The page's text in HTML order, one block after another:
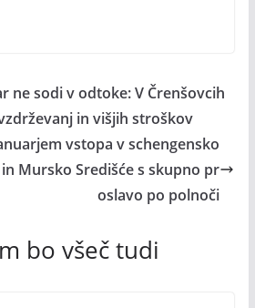
ne sodi v odtoke: V Črenšovcih
in višjih stroškov
vstopa v schengensko
Mursko Središće s skupno pr
oslavo po polnoči
bo všeč tudi